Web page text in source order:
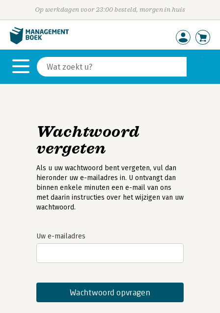
Op werkdagen voor 23:00 besteld, morgen in huis
Wachtwoord
vergeten
Als u uw wachtwoord bent vergeten, vul dan
hieronder uw e-mailadres in. U ontvangt dan
binnen enkele minuten een e-mail van ons
met daarin instructies over het wijzigen van uw
wachtwoord.
Uw e-mailadres